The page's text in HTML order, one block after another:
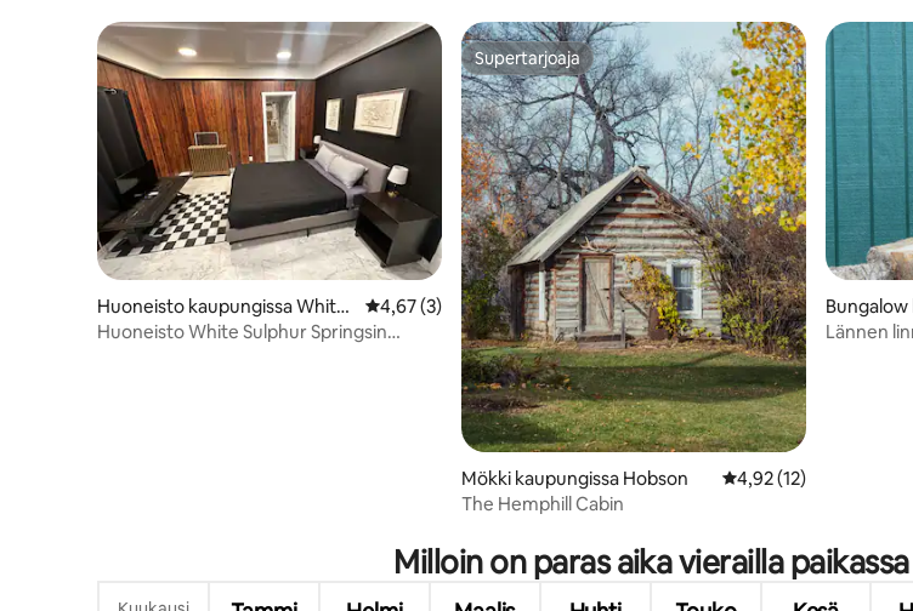
Huoneisto kaupungissa White
Sulphur Springs
Keskimääräinen arvio 4,67/5, 3 arvostelua
4,67 (3)
Huoneisto White Sulphur Springsin
Supertarjoaja
Supertarjoaja
Mökki kaupungissa Hobson Keskimääräinen arvio
4,92 (12)
The Hemphill Cabin
Sulphur
Lännen
Milloin on paras aika vierailla